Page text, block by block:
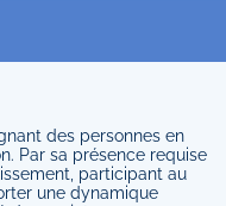
des personnes en
Par sa présence requise
participant au
une dynamique